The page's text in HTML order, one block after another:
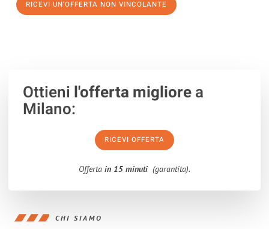
RICEVI UN'OFFERTA NON VINCOLANTE
Ottieni l'offerta migliorea
Milano:
RICEVI OFFERTA
Offerta in 15 minuti (garantita).
CHI SIAMO